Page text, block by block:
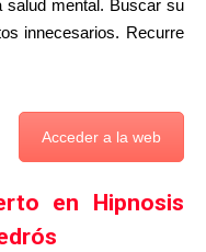
salud mental. Buscar su
innecesarios. Recurre
Acceder a la web
en Hipnosis